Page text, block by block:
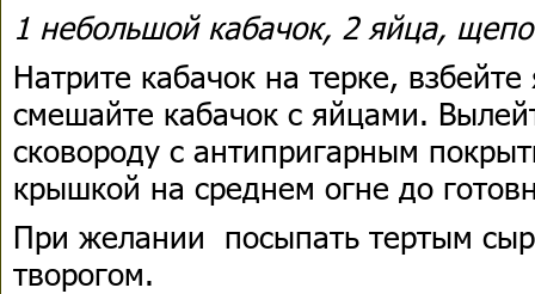
1 небольшой кабачок, 2 яйца,
Натрите кабачок на терке,
смешайте кабачок с яйцами.
сковороду с антипригарным
крышкой на среднем огне до
При желании посыпать тертым
творогом.